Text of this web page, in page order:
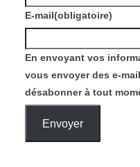
E-mail(obligatoire)
En envoyant vos
vous envoyer des e-
désabonner à tout
Envoyer